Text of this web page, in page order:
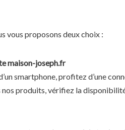
vous proposons deux choix :
maison-joseph.fr
smartphone, profitez d’une
produits, vérifiez la